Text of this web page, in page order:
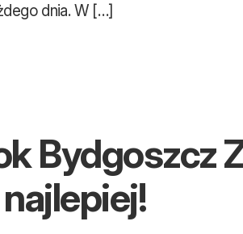
dnia. W […]
Bydgoszcz